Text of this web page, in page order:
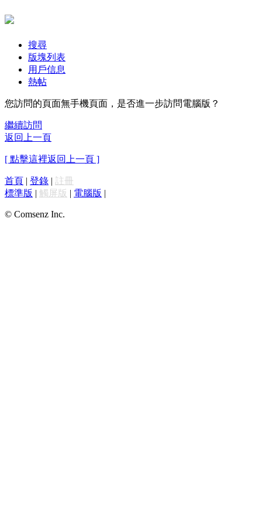
搜尋
版塊列表
用戶信息
熱帖
您訪問的頁面無手機頁面，是否進一步訪問電腦版？
繼續訪問
返回上一頁
[ 點擊這裡返回上一頁 ]
首頁 | 登錄 | 註冊
標準版 | 觸屏版 | 電腦版 |
© Comsenz Inc.